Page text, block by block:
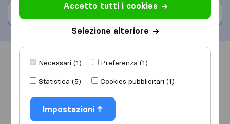
Informazioni Recensioni
Accetto tutti i cookies
Selezione alteriore
Necessari (1)
Preferenza (1)
Statistica (5)
Cookies pubblicitari (1)
Impostazioni